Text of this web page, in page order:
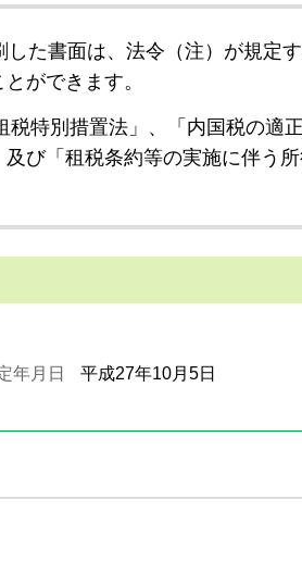
した書面は、法令（注）が規定
ができます。
税特別措置法」、「内国税の
び「租税条約等の実施に伴う
年月日 平成27年10月5日